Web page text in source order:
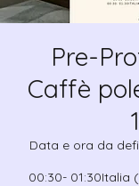
Pre-
Caffè
Data e ora da
00:30- 01:30Italia